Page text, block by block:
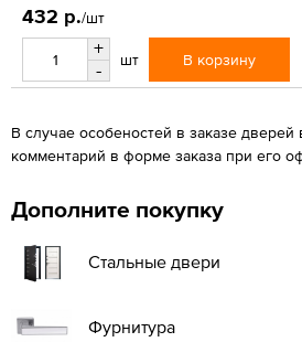
432 р./шт
+
-
шт В корзину
В случае особеностей в заказе дверей
комментарий в форме заказа при его
Дополните покупку
Стальные двери
Фурнитура